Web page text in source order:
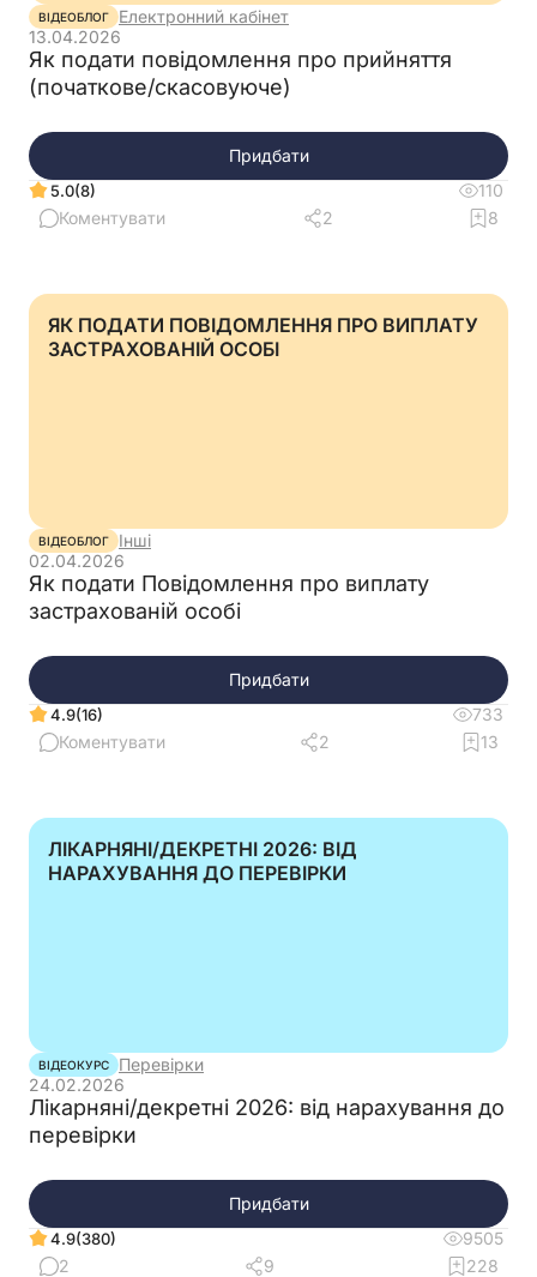
ВІДЕОБЛОГ
Електронний кабінет
13.04.2026
Як подати повідомлення про прийняття
(початкове/скасовуюче)
Придбати
5.0(8)
110
Коментувати
2 8
ЯК ПОДАТИ ПОВІДОМЛЕННЯ ПРО ВИПЛАТУ
ЗАСТРАХОВАНІЙ ОСОБІ
ВІДЕОБЛОГ
Інші
02.04.2026
Як подати Повідомлення про виплату
застрахованій особі
Придбати
4.9(16)
733
Коментувати
2 13
ЛІКАРНЯНІ/ДЕКРЕТНІ 2026: ВІД
НАРАХУВАННЯ ДО ПЕРЕВІРКИ
ВІДЕОКУРС
Перевірки
24.02.2026
Лікарняні/декретні 2026: від нарахування до
перевірки
Придбати
4.9(380)
9505
2
9 228